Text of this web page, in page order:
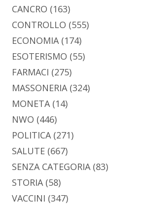
CANCRO (163)
CONTROLLO (555)
ECONOMIA(174)
ESOTERISMO (55)
FARMACI (275)
MASSONERIA(324)
MONETA(14)
NWO (446)
POLITICA(271)
SALUTE (667)
SENZA CATEGORIA(83)
STORIA(58)
VACCINI (347)